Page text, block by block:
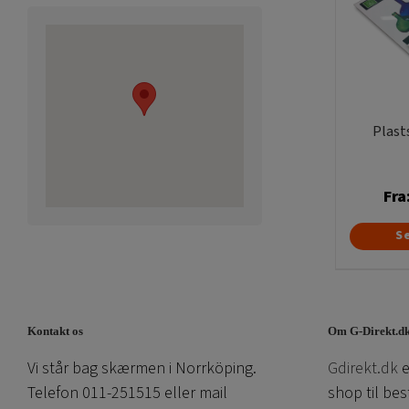
Fra:
Kontakt os
Vi står bag skærmen i Norrköping.
Telefon 011-251515 eller mail
Om G-
Gdirekt.dk
shop til